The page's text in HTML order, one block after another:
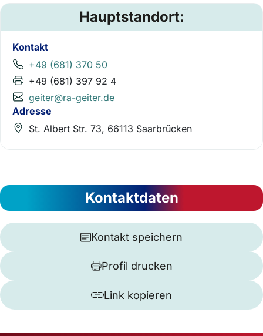
Hauptstandort:
Kontakt
+49 (681) 370 50
+49 (681) 397 92 4
geiter@ra-geiter.de
Adresse
St. Albert Str. 73, 66113 Saarbrücken
Kontaktdaten
Kontakt speichern
Profil drucken
Link kopieren